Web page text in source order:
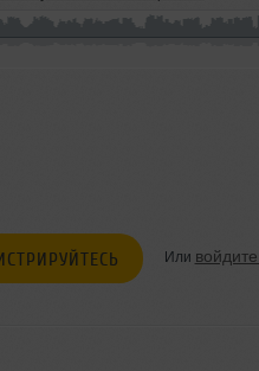
Или